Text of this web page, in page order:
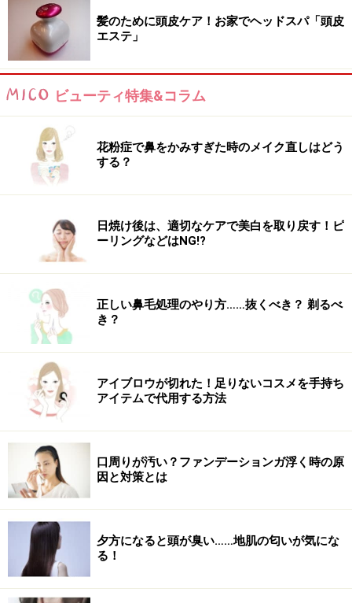
髪のために頭皮ケア！お家でヘッドスパ「頭皮
エステ」
ビューティ特集&コラム
花粉症で鼻をかみすぎた時のメイク直しはどう
する？
日焼け後は、適切なケアで美白を取り戻す！ピ
ーリングなどはNG!?
正しい鼻毛処理のやり方……抜くべき？ 剃るべ
き？
アイブロウが切れた！足りないコスメを手持ち
アイテムで代用する方法
口周りが汚い？ファンデーションガ浮く時の原
因と対策とは
夕方になると頭が臭い……地肌の匂いが気にな
る！